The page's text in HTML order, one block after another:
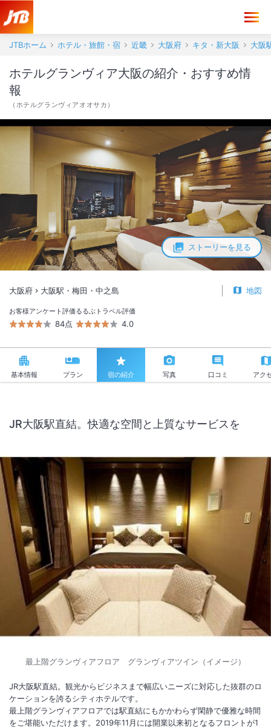
JTBホーム ホテル・旅館・宿 近畿 大阪府 キタ・新大阪 大阪
ストーリーを見る
ホテルグランヴィア大阪の紹介・おすすめ情
報
（ ホテルグランヴィアオオサカ ）
大阪府 大阪駅・梅田・中之島 地図
お客様アンケート評価
84点
るるぶトラベル評価
4.0
基本情報 プラン 宿の紹介 写真 口コミ アク
1 /10
外観
ＪＲ大阪駅直結の快適空間と上質なサービス、料理で至福のひととき
最上階（２７階）には高品質客室階「グランヴィアフロア」をご準備。
総客室数726室
INチェックイン
15:00/ OUT チェックアウト
12:00
駅徒歩5分 駐車場あり
JR大阪駅直結。快適な空間と上質なサービスを
最上階グランヴィアフロア グランヴィアツイン（イメージ）
JR大阪駅直結。観光からビジネスまで幅広いニーズに対応した抜群のロ
ケーションを誇るシティホテルです。
最上階グランヴィアフロアでは駅直結にもかかわらず閑静で優雅な時間
をご堪能いただけます。2019年11月には開業以来初となるフロントが1